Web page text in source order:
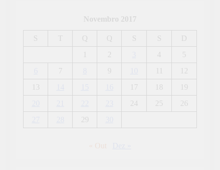
Novembro 2017
S T Q Q S S
D
1
2 4
5
7 9 11
12
13
17 18
19
24 25
26
29
« Out